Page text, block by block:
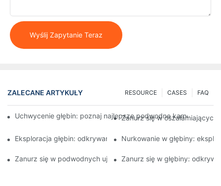
Wyślij Zapytanie Teraz
ZALECANE ARTYKUŁY FAQ
CASES
RESOURCE
Uchwycenie głębin: poznaj najlepsze podwodne kamery
Zanurz się w
Eksploracja głębin: odkrywanie cudów za pomocą podwodnej
Nurkowanie w głębiny:
Zanurz się w podwodnych ujęciach dziękiZanurz się w głębiny: